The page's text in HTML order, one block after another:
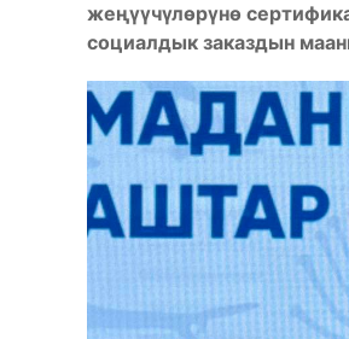
жеңүүчүлөрүнө
социалдык заказдын